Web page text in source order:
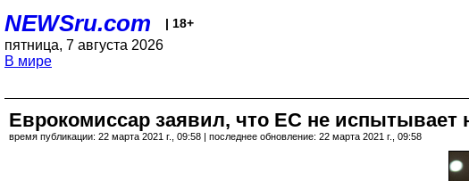
NEWSru.com | 18+
пятница, 7 августа 2026
В мире
Еврокомиссар заявил, что ЕС не испытывает
время публикации: 22 марта 2021 г., 09:58 | последнее обновление: 22 марта 2021 г., 09:58